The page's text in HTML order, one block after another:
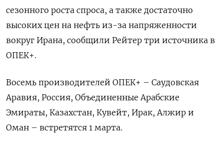
сезонного роста ‌спроса, а также достаточно
высоких цен на нефть из-за напряженности
вокруг Ирана, сообщили Рейтер три источника в
ОПЕК+.
Восемь производителей ОПЕК+ – Саудовская
Аравия, Россия, Объединенные ​Арабские
Эмираты, Казахстан, Кувейт, ​Ирак, Алжир ​и
Оман – встретятся 1 ⁠марта.